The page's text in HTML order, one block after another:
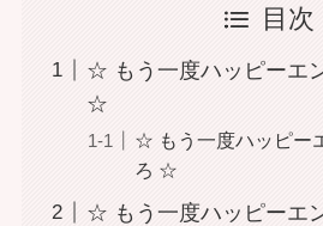
目次
☆ もう一度ハッピーエ
☆
☆ もう一度ハッピー
ろ ☆
☆ もう一度ハッピーエ